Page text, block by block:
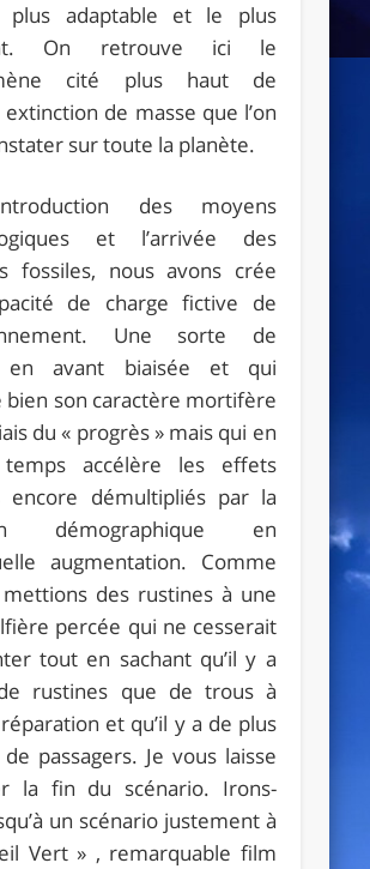
plus adaptable et le plus
On retrouve ici le
cité plus haut de
de masse que l’on
sur toute la planète.
des moyens
et l’arrivée des
fossiles, nous avons crée
de charge fictive de
Une sorte de
en avant biaisée et qui
bien son caractère mortifère
du « progrès » mais qui en
accélère les effets
encore démultipliés par la
démographique en
augmentation. Comme
des rustines à une
percée qui ne cesserait
tout en sachant qu’il y a
rustines que de trous à
et qu’il y a de plus
passagers. Je vous laisse
la fin du scénario. Irons-
un scénario justement à
Vert » , remarquable film